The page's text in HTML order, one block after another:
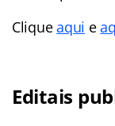
Cliqueaqui e
Editais